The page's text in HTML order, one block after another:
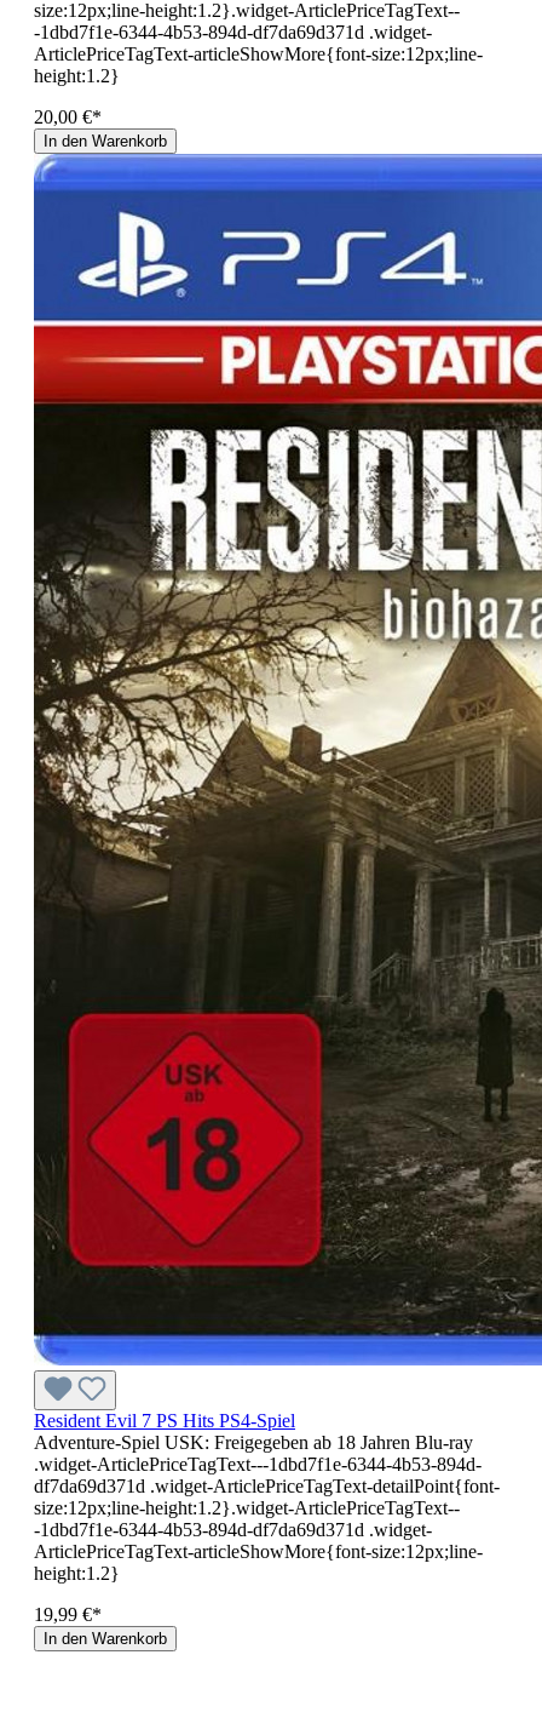
size:12px;line-height:1.2}.widget-ArticlePriceTagText--
-1dbd7f1e-6344-4b53-894d-df7da69d371d .widget-
ArticlePriceTagText-articleShowMore{font-size:12px;line-
height:1.2}
20,00 €*
In den Warenkorb
Resident Evil 7 PS Hits PS4-Spiel
Adventure-Spiel USK: Freigegeben ab 18 Jahren Blu-ray
.widget-ArticlePriceTagText---1dbd7f1e-6344-4b53-894d-
df7da69d371d .widget-ArticlePriceTagText-detailPoint{font-
size:12px;line-height:1.2}.widget-ArticlePriceTagText--
-1dbd7f1e-6344-4b53-894d-df7da69d371d .widget-
ArticlePriceTagText-articleShowMore{font-size:12px;line-
height:1.2}
19,99 €*
In den Warenkorb